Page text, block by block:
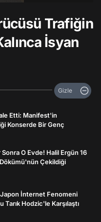
Trafiğin
İsyan
Gizle
Etti: Manifest'in
Konserde Bir Genç
Sonra O Evde! Halil Ergün 16
Dökümü'nün Çekildiği
İnternet Fenomeni
Tarık Hodzic'le Karşılaştı